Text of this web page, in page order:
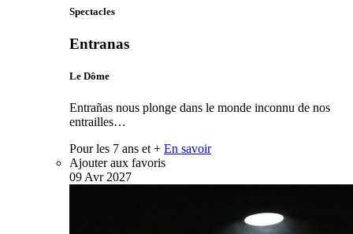
Spectacles
Entranas
Le Dôme
Entrañas nous plonge dans le monde inconnu de nos
entrailles…
Pour les 7 ans et + En savoir
Ajouter aux favoris
09 Avr 2027